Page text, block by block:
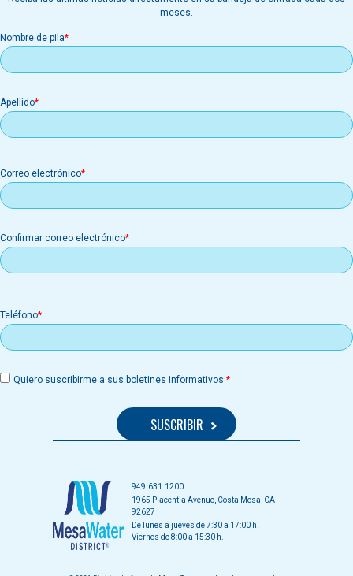
meses.
Nombre de pila
Apellido
Correo
electrónico
Correo electrónico
Confirmar correo electrónico
Teléfono
Quiero suscribirme a sus boletines informativos.
949.631.1200
1965 Placentia Avenue, Costa Mesa, CA
92627
De lunes a jueves de 7:30 a 17:00 h.
Viernes de 8:00 a 15:30 h.